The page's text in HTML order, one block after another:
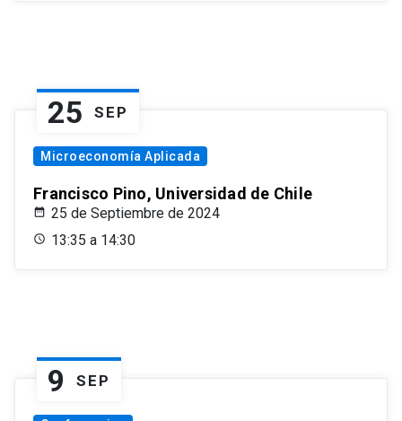
25 SEP
Microeconomía Aplicada
Francisco Pino, Universidad de Chile
25 de Septiembre de 2024
13:35 a 14:30
9 SEP